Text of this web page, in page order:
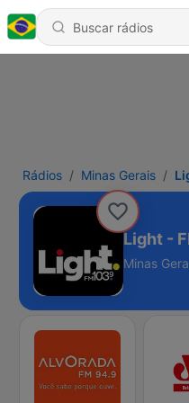
Rádios Minas Gerais
Light -
Minas